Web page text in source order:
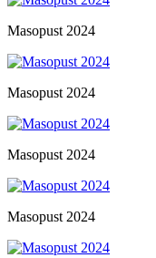
Masopust 2024
Masopust 2024
Masopust 2024
Masopust 2024